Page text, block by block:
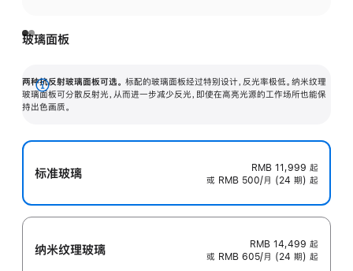
玻璃面板
两种抗反射玻璃面板可选。 标配的玻璃面板经过特别设计，反光率极低。纳米纹理
玻璃面板可分散反射光，从而进一步减少反光，即使在高亮光源的工作场所也能保
持出色画质。
展
开
标准玻璃 RMB 11,999 起
或 RMB 500/月 (24 期) 起
纳米纹理玻璃 RMB 14,499 起
或 RMB 605/月 (24 期) 起